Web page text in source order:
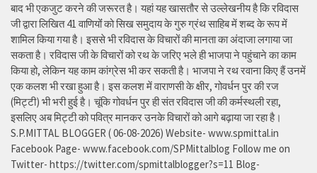
बाद भी एकजुट करने की जरूरत है। यहां यह खासतौर से उल्लेखनीय है कि रविदास
जी द्वारा लिखित 41 वाणियोंं को सिख समुदाय के गुरु ग्रंथ साहिब में शब्द के रूप में
शामिल किया गया है। इससे भी रविदास के विचारों की मानता का अंदाजा लगाया जा
सकता है। रविदास जी के विचारों को रथ के जरिए भले ही भाजपा ने पहुंचाने का काम
किया हो, लेकिन यह काम कांग्रेस भी कर सकती है। भाजपा ने रथ रवाना किए हैं उनमें
एक कलश भी रखा हुआ है। इस कलश में वाराणसी के क्षीर, गोवर्धन पुर की रज
(मिट्टी) भी भरी हुई है। चूंकि गोवर्धन पुर ही संत रविदास जी की कर्मस्थली रहा,
इसलिए अब मिट्टी को पवित्र मानकर उनके विचारों को आगे बढ़ाया जा रहा है।
S.P.MITTAL BLOGGER ( 06-08-2026) Website- www.spmittal.in
Facebook Page- www.facebook.com/SPMittalblog Follow me on
Twitter- https://twitter.com/spmittalblogger?s=11 Blog-